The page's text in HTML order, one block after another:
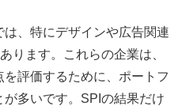
、特にデザインや広告関連
ります。これらの企業は、
評価するために、ポートフ
多いです。SPIの結果だけ